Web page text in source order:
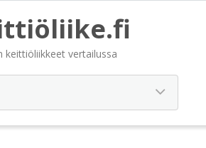
keittiöliikkeet vertailussa